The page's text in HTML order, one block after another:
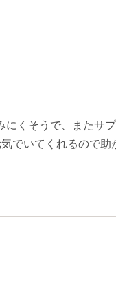
くそうで、またサ
でいてくれるので助